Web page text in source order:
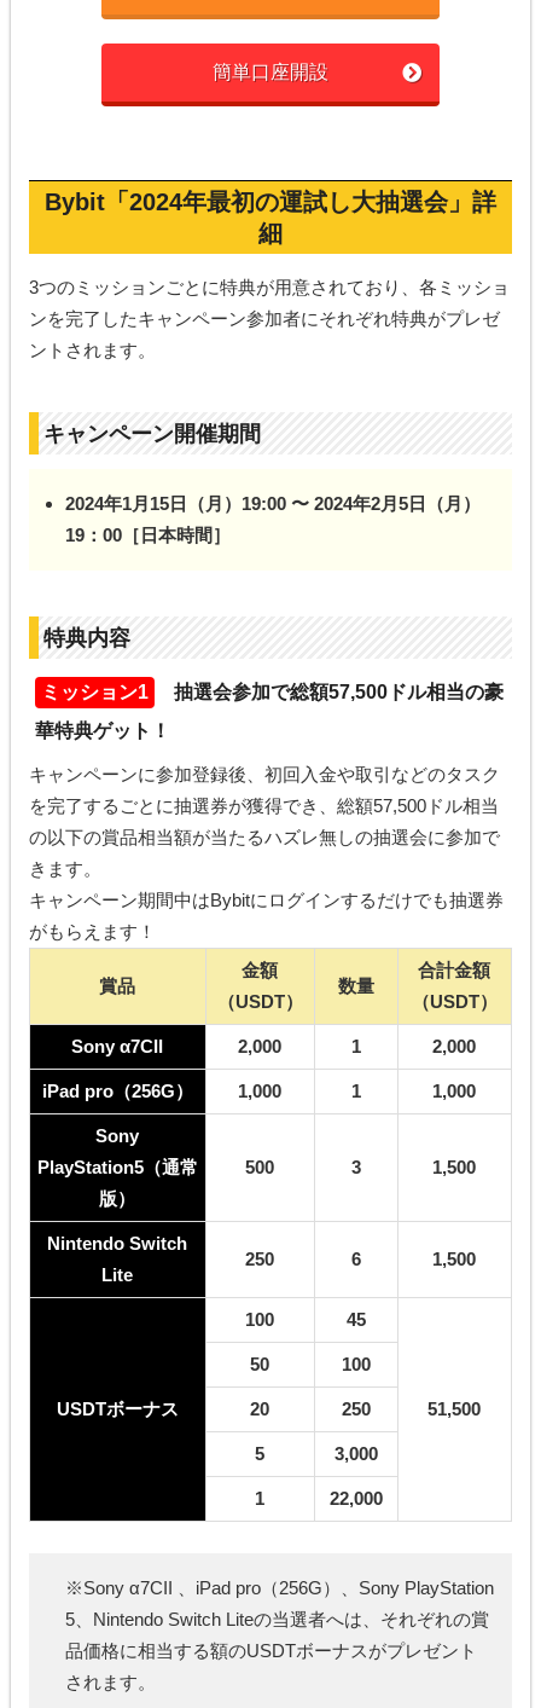
簡単口座開設
Bybit「2024年最初の運試し大抽選会」詳
細
3つのミッションごとに特典が用意されており、各ミッショ
ンを完了したキャンペーン参加者にそれぞれ特典がプレゼ
ントされます。
キャンペーン開催期間
2024年1月15日（月）19:00 〜 2024年2月5日（月）
19：00［日本時間］
特典内容
ミッション1
抽選会参加で総額57,500ドル相当の豪
華特典ゲット！
キャンペーンに参加登録後、初回入金や取引などのタスク
を完了するごとに抽選券が獲得でき、総額57,500ドル相当
の以下の賞品相当額が当たるハズレ無しの抽選会に参加で
きます。
キャンペーン期間中はBybitにログインするだけでも抽選券
がもらえます！
賞品
金額
（USDT）
数量
合計金額
（USDT）
Sony α7CII 2,000 1 2,000
iPad pro（256G） 1,000 1 1,000
Sony
PlayStation5（通常
版）
500 3 1,500
Nintendo Switch
Lite
250 6 1,500
USDTボーナス
100 45
51,500
50 100
20 250
5 3,000
1 22,000
※Sony α7CII 、iPad pro（256G）、Sony PlayStation
5、Nintendo Switch Liteの当選者へは、それぞれの賞
品価格に相当する額のUSDTボーナスがプレゼント
されます。